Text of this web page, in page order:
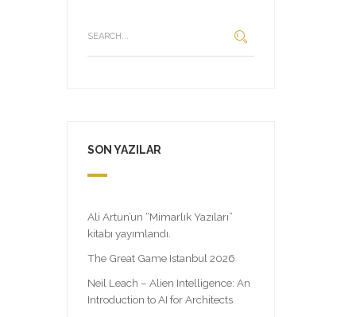
SON YAZILAR
Ali Artun’un “Mimarlık Yazıları”
kitabı yayımlandı.
The Great Game Istanbul 2026
Neil Leach – Alien Intelligence: An
Introduction to AI for Architects